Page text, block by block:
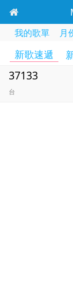
我的歌單 月
新歌速遞
37133
台